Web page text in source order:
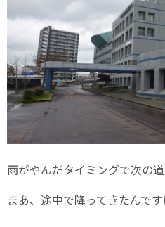
雨がやんだタイミングで次の道
まあ、途中で降ってきたんです